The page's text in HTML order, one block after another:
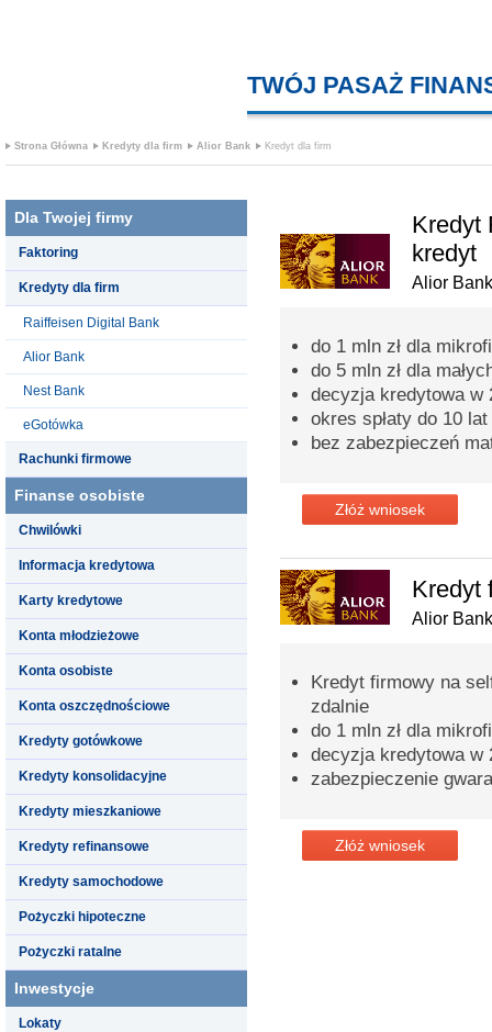
TWÓJ PASAŻ
Strona Główna Kredyty dla firm Alior Bank Kredyt dla firm
Dla Twojej firmy
Faktoring
Kredyty dla firm
Raiffeisen Digital Bank
Alior Bank
Nest Bank
eGotówka
Rachunki firmowe
Finanse osobiste
Chwilówki
Informacja kredytowa
Karty kredytowe
Konta młodzieżowe
Konta osobiste
Konta oszczędnościowe
Kredyty gotówkowe
Kredyty konsolidacyjne
Kredyty mieszkaniowe
Kredyty refinansowe
Kredyty samochodowe
Pożyczki hipoteczne
Pożyczki ratalne
Inwestycje
Lokaty
Kredyt
kredyt
Alior Bank
do 1 mln zł dla
do 5 mln zł dla
decyzja kredytowa w
okres spłaty do 10 lat
bez zabezpieczeń
Złóż wniosek
Kredyt
Alior Bank
Kredyt firmowy na
zdalnie
do 1 mln zł dla
decyzja kredytowa w
zabezpieczenie
Złóż wniosek